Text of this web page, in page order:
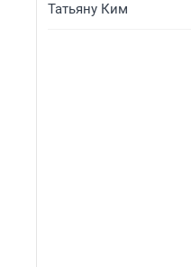
Татьяну Ким